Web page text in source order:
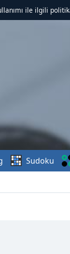
ile ilgili
Sudoku